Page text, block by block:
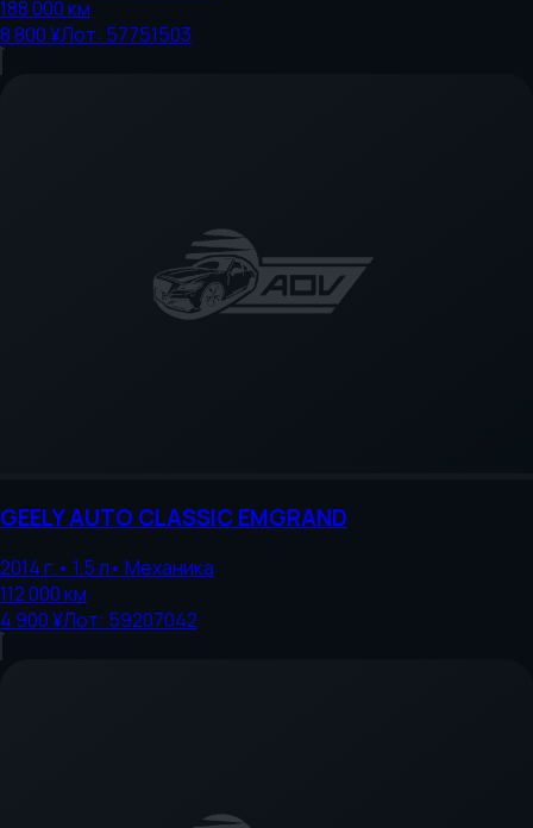
188 000км
8 800 ¥Лот: 57751503
GEELY AUTO CLASSIC EMGRAND
2014г.• 1.5л• Механика
112 000км
4 900 ¥Лот: 59207042